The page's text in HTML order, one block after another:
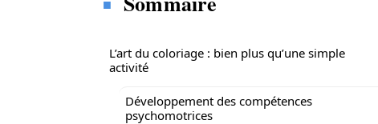
L’art du coloriage : bien plus qu’une simple
activité
Développement des compétences
psychomotrices